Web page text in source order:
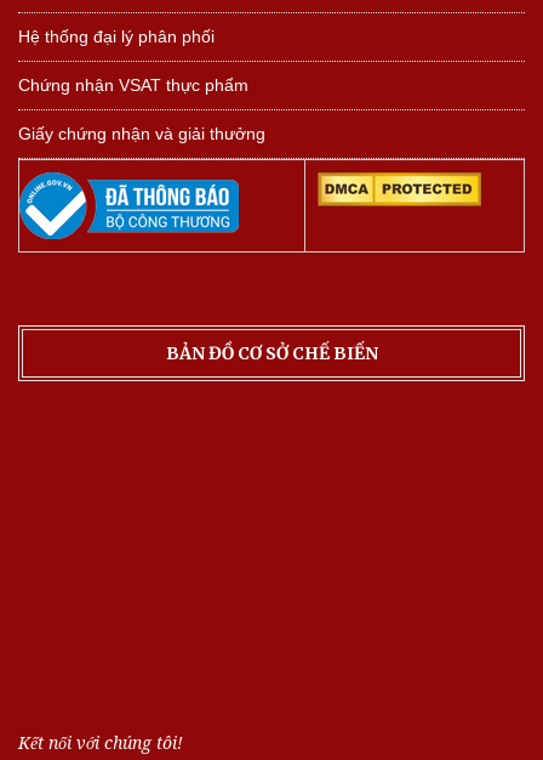
Hệ thống đại lý phân phối
Chứng nhận VSAT thực phẩm
Giấy chứng nhận và giải thưởng
BẢN ĐỒ CƠ SỞ CHẾ BIẾN
Kết nối với chúng tôi!